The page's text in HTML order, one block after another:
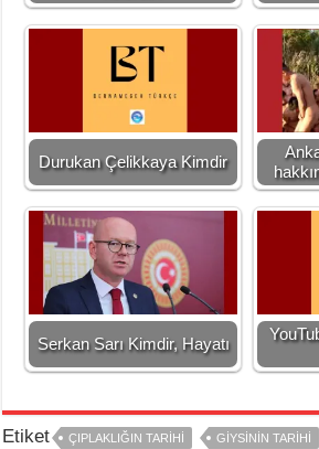
Durukan Çelikkaya Kimdir
Serkan Sarı Kimdir, Hayatı
Etiket ÇIPLAKLIĞIN TARIHI GIYSININ TARIHI